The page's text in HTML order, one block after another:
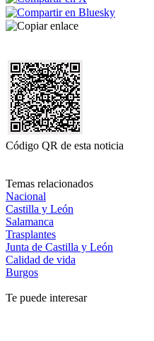
Código QR de esta noticia
Temas relacionados
Nacional
Castilla y León
Salamanca
Trasplantes
Junta de Castilla y León
Calidad de vida
Burgos
Te puede interesar